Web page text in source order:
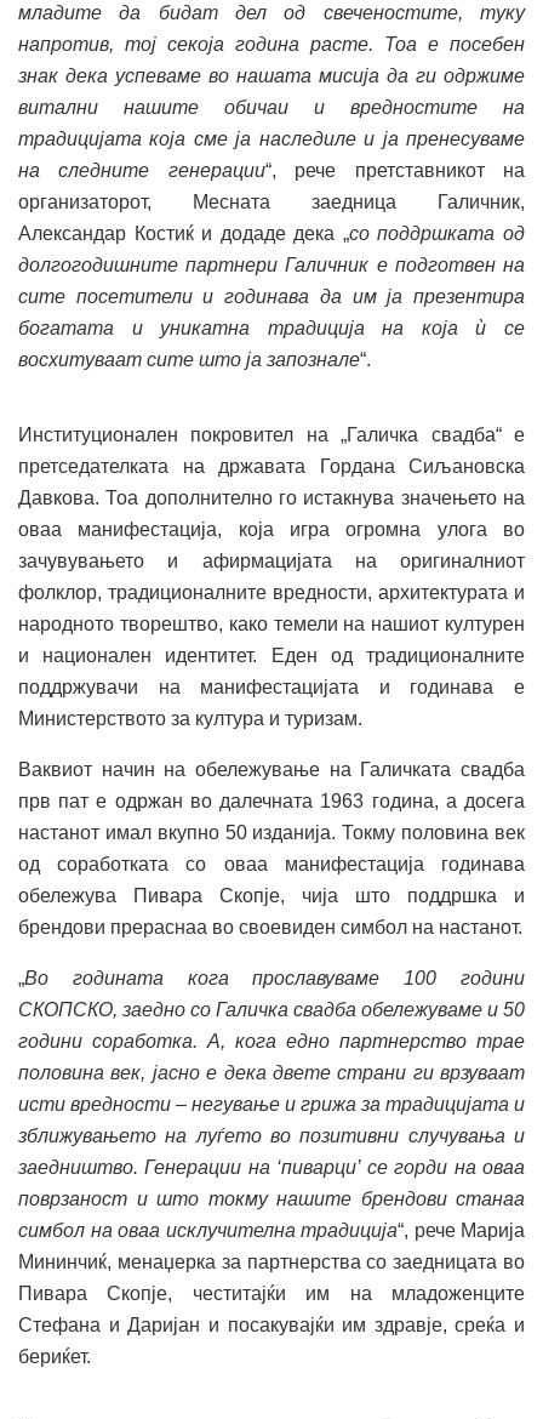
младите да бидат дел од свеченостите, туку
напротив, тој секоја година расте. Тоа е посебен
знак дека успеваме во нашата мисија да ги одржиме
витални нашите обичаи и вредностите на
традицијата која сме ја наследиле и ја пренесуваме
на следните генерации“, рече претставникот на
организаторот, Месната заедница Галичник,
Александар Костиќ и додаде дека „со поддршката од
долгогодишните партнери Галичник е подготвен на
сите посетители и годинава да им ја презентира
богатата и уникатна традиција на која ѝ се
восхитуваат сите што ја запознале“.
Институционален покровител на „Галичка свадба“ е
претседателката на државата Гордана Сиљановска
Давкова. Тоа дополнително го истакнува значењето на
оваа манифестација, која игра огромна улога во
зачувувањето и афирмацијата на оригиналниот
фолклор, традиционалните вредности, архитектурата и
народното творештво, како темели на нашиот културен
и национален идентитет. Еден од традиционалните
поддржувачи на манифестацијата и годинава е
Министерството за култура и туризам.
Ваквиот начин на обележување на Галичката свадба
прв пат е одржан во далечната 1963 година, а досега
настанот имал вкупно 50 изданија. Токму половина век
од соработката со оваа манифестација годинава
обележува Пивара Скопје, чија што поддршка и
брендови прераснаа во своевиден симбол на настанот.
„Во годината кога прославуваме 100 години
СКОПСКО, заедно со Галичка свадба обележуваме и 50
години соработка. А, кога едно партнерство трае
половина век, јасно е дека двете страни ги врзуваат
исти вредности – негување и грижа за традицијата и
зближувањето на луѓето во позитивни случувања и
заедништво. Генерации на ‘пиварци’се горди на оваа
поврзаност и што токму нашите брендови станаа
симбол на оваа исклучителна традиција“, рече Марија
Мининчиќ, менаџерка за партнерства со заедницата во
Пивара Скопје, честитајќи им на младоженците
Стефана и Даријан и посакувајќи им здравје, среќа и
бериќет.